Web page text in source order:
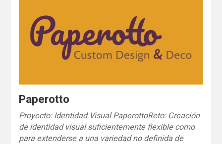
Paperotto
Proyecto: Identidad Visual PaperottoReto: Creación
de identidad visual suficientemente flexible como
para extenderse a una variedad no definida de